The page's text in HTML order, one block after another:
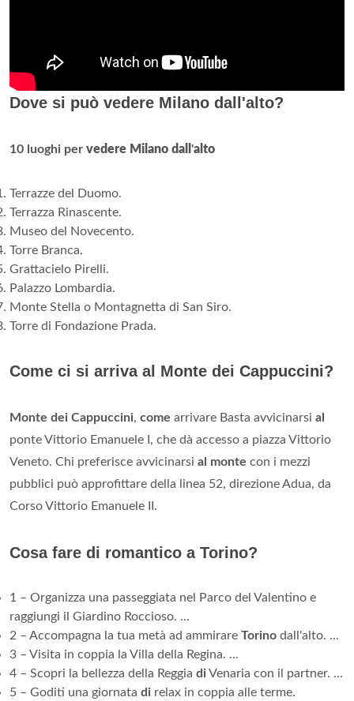
Dove si può vedere Milano dall'alto?
10 luoghi per vedere Milano dall 'alto
Terrazze del Duomo.
Terrazza Rinascente.
Museo del Novecento.
Torre Branca.
Grattacielo Pirelli.
Palazzo Lombardia.
Monte Stella o Montagnetta di San Siro.
Torre di Fondazione Prada.
Come ci si arriva al Monte dei Cappuccini?
Monte dei Cappuccini, come arrivare Basta avvicinarsi al
ponte Vittorio Emanuele I, che dà accesso a piazza Vittorio
Veneto. Chi preferisce avvicinarsi al monte con i mezzi
pubblici può approfittare della linea 52, direzione Adua, da
Corso Vittorio Emanuele II.
Cosa fare di romantico a Torino?
1 – Organizza una passeggiata nel Parco del Valentino e
raggiungi il Giardino Roccioso. ...
2 – Accompagna la tua metà ad ammirare Torino dall'alto. ...
3 – Visita in coppia la Villa della Regina. ...
4 – Scopri la bellezza della Reggia diVenaria con il partner. ...
5 – Goditi una giornata di relax in coppia alle terme.